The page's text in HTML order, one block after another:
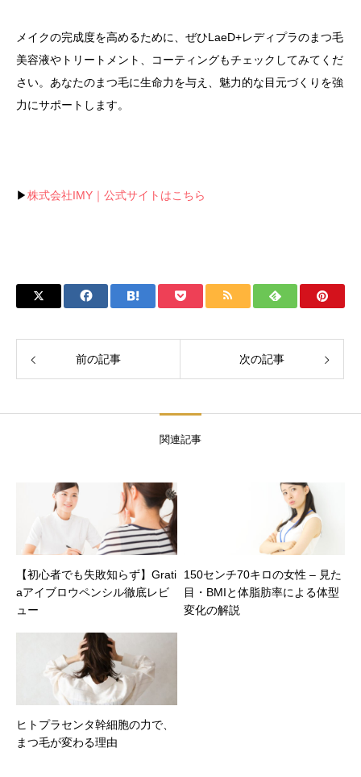
メイクの完成度を高めるために、ぜひLaeD+レディプラのまつ毛
美容液やトリートメント、コーティングもチェックしてみてくだ
さい。あなたのまつ毛に生命力を与え、魅力的な目元づくりを強
力にサポートします。
▶株式会社IMY｜公式サイトはこちら
前の記事 次の記事
関連記事
【初心者でも失敗知らず】Grati
aアイブロウペンシル徹底レビ
ュー
150センチ70キロの女性 – 見た
目・BMIと体脂肪率による体型
変化の解説
ヒトプラセンタ幹細胞の力で、
まつ毛が変わる理由